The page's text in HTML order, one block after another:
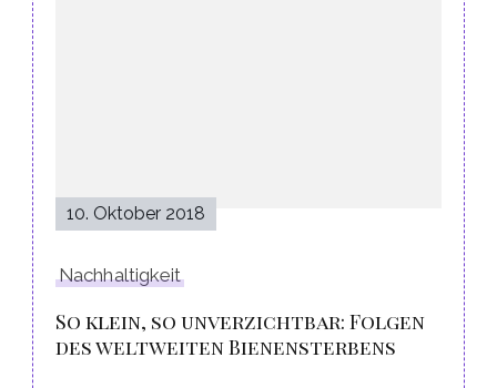
10. Oktober 2018
Nachhaltigkeit
So klein, so unverzichtbar: Folgen
des weltweiten Bienensterbens